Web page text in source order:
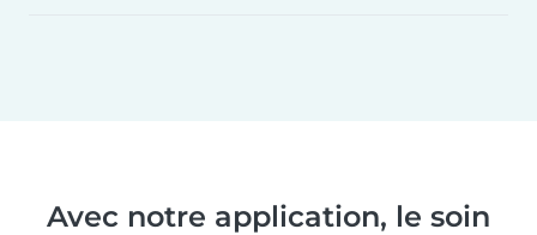
Avec notre application, le soin